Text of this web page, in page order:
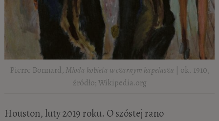
Pierre Bonnard, Młoda kobieta w czarnym kapeluszu | ok. 1910,
źródło; Wikipedia.org
Houston, luty 2019 roku. O szóstej rano